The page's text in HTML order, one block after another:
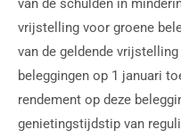
van de schulden in
vrijstelling voor groene
van de geldende
beleggingen op 1 januari
rendement op deze
genietingstijdstip van